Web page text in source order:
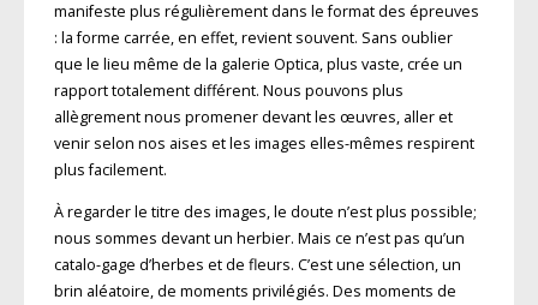
manifeste plus régulièrement dans le format des épreuves
: la forme carrée, en effet, revient souvent. Sans oublier
que le lieu même de la galerie Optica, plus vaste, crée un
rapport totalement différent. Nous pouvons plus
allègrement nous promener devant les œuvres, aller et
venir selon nos aises et les images elles-mêmes respirent
plus facilement.
À regarder le titre des images, le doute n’est plus possible;
nous sommes devant un herbier. Mais ce n’est pas qu’un
catalo-gage d’herbes et de fleurs. C’est une sélection, un
brin aléatoire, de moments privilégiés. Des moments de